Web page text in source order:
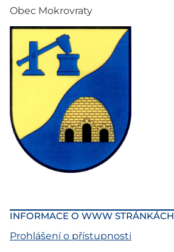
Obec Mokrovraty
INFORMACE O WWW STRÁNKÁCH
Prohlášení o přístupnosti